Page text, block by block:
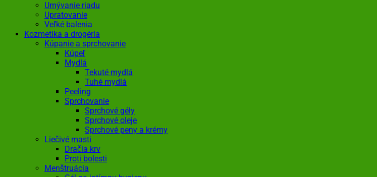
Umývanie riadu
Upratovanie
Veľké balenia
Kozmetika a drogéria
Kúpanie a sprchovanie
Kúpeľ
Mydlá
Tekuté mydlá
Tuhé mydlá
Peeling
Sprchovanie
Sprchové gély
Sprchové oleje
Sprchové peny a krémy
Liečivé masti
Dračia krv
Proti bolesti
Menštruácia